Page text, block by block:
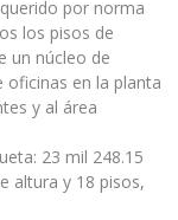
por norma
los pisos de
un núcleo de
oficinas en la planta
y al área
23 mil 248.15
altura y 18 pisos,